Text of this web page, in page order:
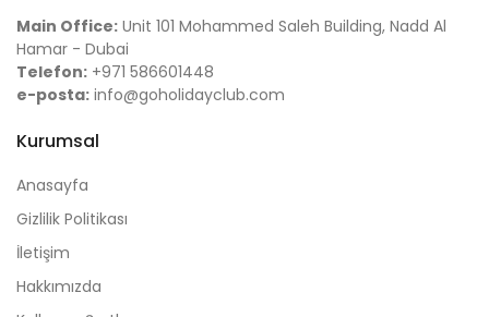
Main Office: Unit 101 Mohammed Saleh Building, Nadd Al
Hamar - Dubai
Telefon: +971 586601448
e-posta: info@goholidayclub.com
Kurumsal
Anasayfa
Gizlilik Politikası
İletişim
Hakkımızda